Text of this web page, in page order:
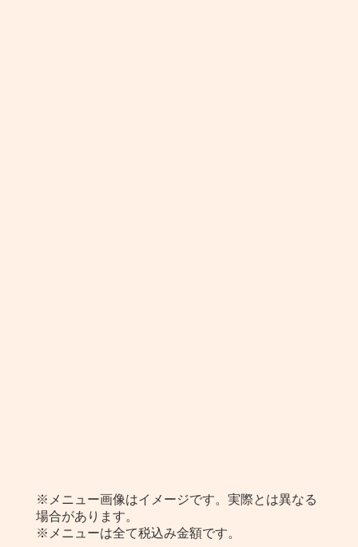
※メニュー画像はイメージです。実際とは異なる
場合があります。
※メニューは全て税込み金額です。